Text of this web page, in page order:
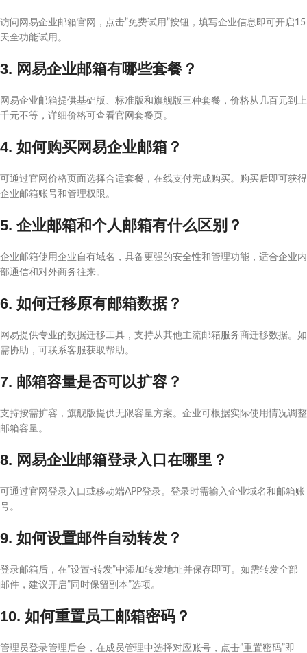
访问网易企业邮箱官网，点击”免费试用”按钮，填写企业信息即可开启15
天全功能试用。
3. 网易企业邮箱有哪些套餐？
网易企业邮箱提供基础版、标准版和旗舰版三种套餐，价格从几百元到上
千元不等，详细价格可查看官网套餐页。
4. 如何购买网易企业邮箱？
可通过官网价格页面选择合适套餐，在线支付完成购买。购买后即可获得
企业邮箱账号和管理权限。
5. 企业邮箱和个人邮箱有什么区别？
企业邮箱使用企业自有域名，具备更强的安全性和管理功能，适合企业内
部通信和对外商务往来。
6. 如何迁移原有邮箱数据？
网易提供专业的数据迁移工具，支持从其他主流邮箱服务商迁移数据。如
需协助，可联系客服获取帮助。
7. 邮箱容量是否可以扩容？
支持按需扩容，旗舰版提供无限容量方案。企业可根据实际使用情况调整
邮箱容量。
8. 网易企业邮箱登录入口在哪里？
可通过官网登录入口或移动端APP登录。登录时需输入企业域名和邮箱账
号。
9. 如何设置邮件自动转发？
登录邮箱后，在”设置-转发”中添加转发地址并保存即可。如需转发全部
邮件，建议开启”同时保留副本”选项。
10. 如何重置员工邮箱密码？
管理员登录管理后台，在成员管理中选择对应账号，点击”重置密码”即